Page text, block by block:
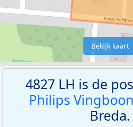
Bekijk kaart
4827 LH is de
Philips
Breda.